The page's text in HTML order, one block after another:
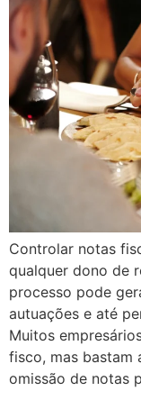
Controlar notas
qualquer dono de
processo pode
autuações e até
Muitos
fisco, mas bastam
omissão de notas